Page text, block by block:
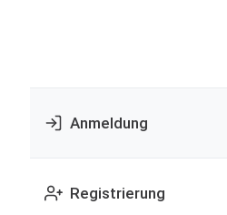
Anmeldung
Registrierung